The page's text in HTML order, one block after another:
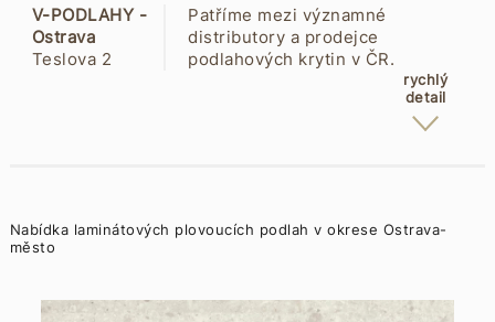
výrobců za rozumnou cenu a
profesionální poradenství. Montáž
všech našich produktů je
V-PODLAHY -
Ostrava
Teslova 2
Patříme mezi významné
distributory a prodejce
podlahových krytin v ČR.
Produktovou řadu tvoří PVC
podlahoviny, linolea, vinyly,
dřevěné parkety, koberce a další.
rychlý
detail
Nabídka laminátových plovoucích podlah v okrese Ostrava-
město